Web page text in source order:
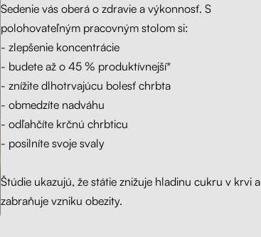
Sedenie vás oberá o zdravie a výkonnosť. S
polohovateľným pracovným stolom si:
- zlepšenie koncentrácie
- budete až o 45 % produktívnejší*
- znížite dlhotrvajúcu bolesť chrbta
- obmedzíte nadváhu
- odľahčíte krčnú chrbticu
- posilníte svoje svaly
Štúdie ukazujú, že státie znižuje hladinu cukru v krvi a
zabraňuje vzniku obezity.